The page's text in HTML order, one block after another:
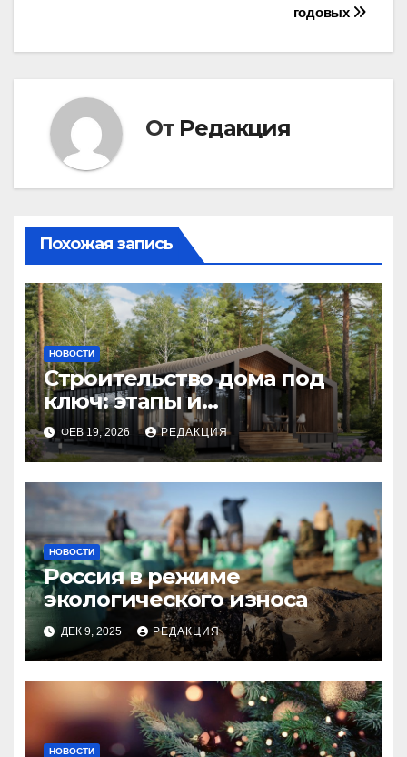
годовых
От Редакция
Похожая запись
НОВОСТИ
Строительство дома под
ключ: этапы и
планирование бюджета
ФЕВ 19, 2026 РЕДАКЦИЯ
НОВОСТИ
Россия в режиме
экологического износа
ДЕК 9, 2025 РЕДАКЦИЯ
НОВОСТИ